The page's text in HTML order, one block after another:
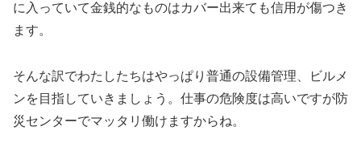
に入っていて金銭的なものはカバー出来ても信用が傷つき
ます。
そんな訳でわたしたちはやっぱり普通の設備管理、ビルメ
ンを目指していきましょう。仕事の危険度は高いですが防
災センターでマッタリ働けますからね。